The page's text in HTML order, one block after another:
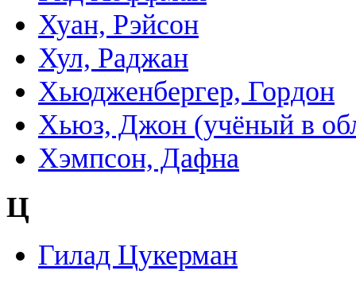
Хуан, Рэйсон
Хул, Раджан
Хьюдженбергер, Гордон
Хьюз, Джон (учёный в
Хэмпсон, Дафна
Ц
Гилад Цукерман